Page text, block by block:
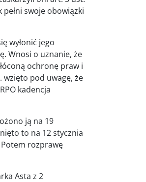
swoje obowiązki
wyłonić jego
Wnosi o uznanie, że
ochronę praw i
wzięto pod uwagę, że
kadencja
ją na 19
to na 12 stycznia
rozprawę
Asta z 2